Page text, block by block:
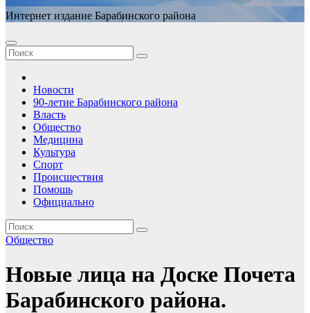
Интернет издание Барабинского района
Новости
90-летие Барабинского района
Власть
Общество
Медицина
Культура
Спорт
Происшествия
Помошь
Официально
Общество
Новые лица на Доске Почета
Барабинского района.